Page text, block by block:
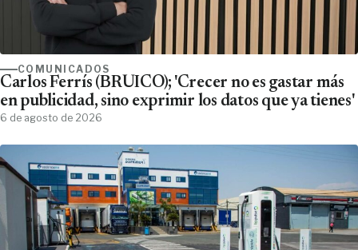
COMUNICADOS
Carlos Ferrís (BRUICO); 'Crecer no es gastar más
en publicidad, sino exprimir los datos que ya tienes'
6 de agosto de 2026